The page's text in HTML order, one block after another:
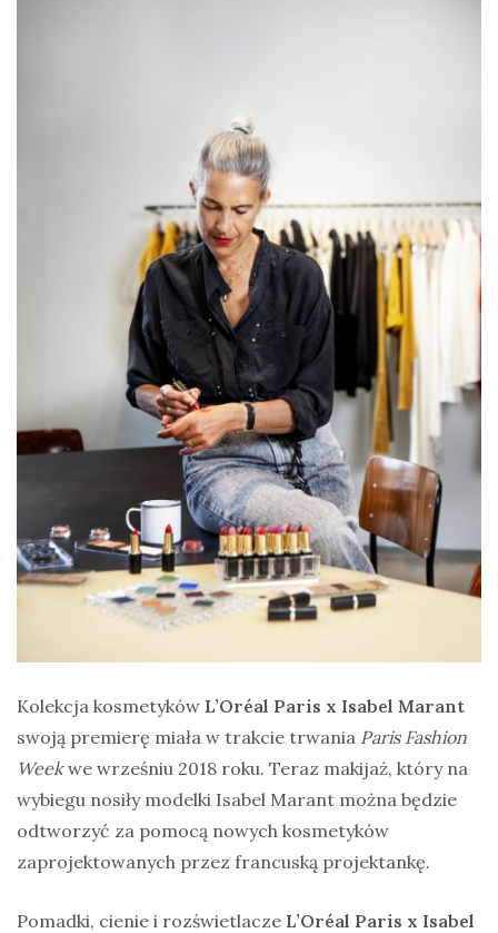
Kolekcja kosmetyków L’Oréal Paris x Isabel Marant
swoją premierę miała w trakcie trwania Paris Fashion
Weekwe wrześniu 2018 roku. Teraz makijaż, który na
wybiegu nosiły modelki Isabel Marant można będzie
odtworzyć za pomocą nowych kosmetyków
zaprojektowanych przez francuską projektankę.
Pomadki, cienie i rozświetlacze L’Oréal Paris x Isabel